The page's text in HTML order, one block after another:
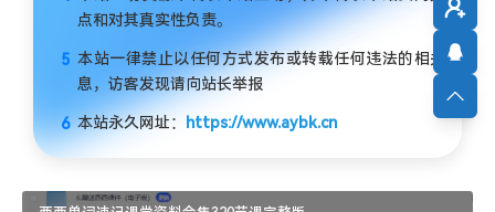
点和对其真实性负责。
本站一律禁止以任何方式发布或转载任何违法的相关信
息，访客发现请向站长举报
本站永久网址： https://www.aybk.cn